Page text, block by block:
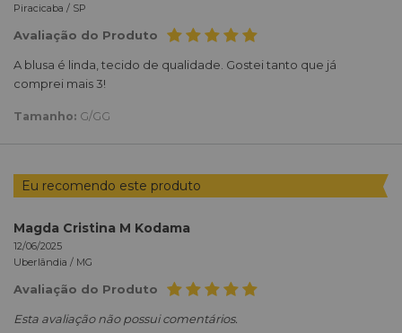
Piracicaba / SP
Avaliação do Produto
A blusa é linda, tecido de qualidade. Gostei tanto que já
comprei mais 3!
Tamanho: G/GG
Eu recomendo este produto
Magda Cristina M Kodama
12/06/2025
Uberlândia / MG
Avaliação do Produto
Esta avaliação não possui comentários.